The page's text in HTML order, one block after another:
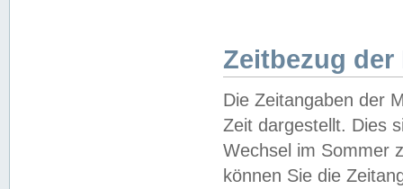
Zeitbezug der
Die Zeitangaben der
Zeit dargestellt. Dies
Wechsel im Sommer
können Sie die